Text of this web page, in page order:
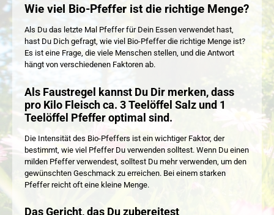
Wie viel Bio-Pfeffer ist die richtige Menge?
Als Du das letzte Mal Pfeffer für Dein Essen verwendet hast,
hast Du Dich gefragt, wie viel Bio-Pfeffer die richtige Menge ist?
Es ist eine Frage, die viele Menschen stellen, und die Antwort
hängt von verschiedenen Faktoren ab.
Als Faustregel kannst Du Dir merken, dass
pro Kilo Fleisch ca. 3 Teelöffel Salz und 1
Teelöffel Pfeffer optimal sind.
Die Intensität des Bio-Pfeffers ist ein wichtiger Faktor, der
bestimmt, wie viel Pfeffer Du verwenden solltest. Wenn Du einen
milden Pfeffer verwendest, solltest Du mehr verwenden, um den
gewünschten Geschmack zu erreichen. Bei einem starken
Pfeffer reicht oft eine kleine Menge.
Das Gericht, das Du zubereitest